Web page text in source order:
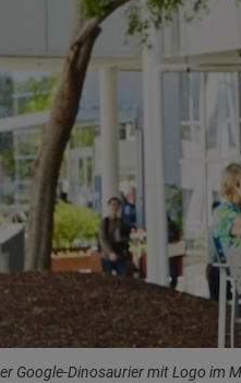
Google-Dinosaurier mit Logo im